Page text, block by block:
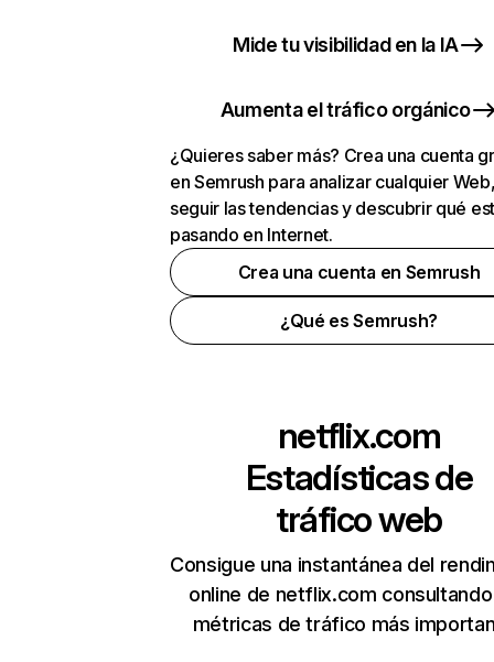
Mide tu visibilidad en la IA
Aumenta el tráfico orgánico
¿Quieres saber más? Crea una cuenta
en Semrush para analizar cualquier
seguir las tendencias y descubrir qué
pasando en Internet.
Crea una cuenta en Semrush
¿Qué es Semrush?
netflix.com
Estadísticas de
tráfico web
Consigue una instantánea del
online de netflix.com
métricas de tráfico más